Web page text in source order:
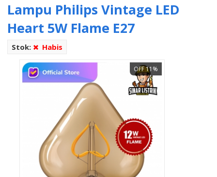
Lampu Philips Vintage LED
Heart 5W Flame E27
Stok: Habis
OFF 11%